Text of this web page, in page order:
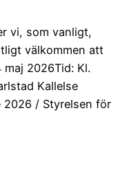
vi, som vanligt,
välkommen att
maj 2026Tid: Kl.
Kallelse
2026 / Styrelsen för